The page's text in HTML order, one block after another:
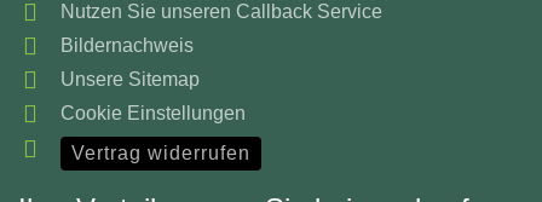
Nutzen Sie unseren Callback Service
Bildernachweis
Unsere Sitemap
Cookie Einstellungen
Vertrag widerrufen